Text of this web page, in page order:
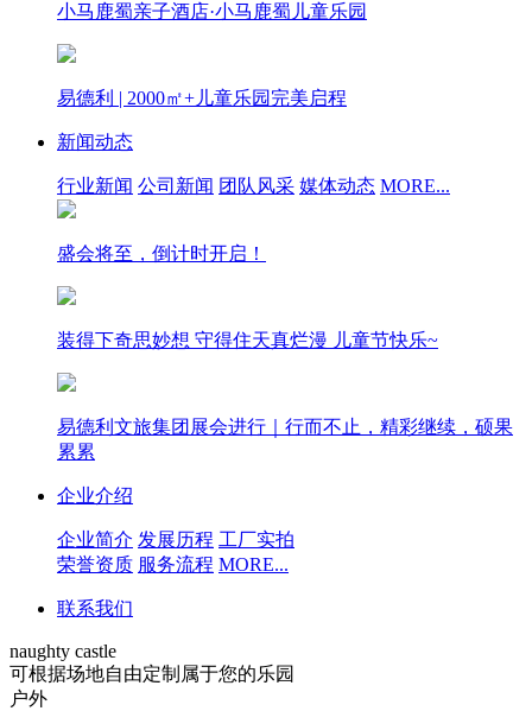
小马鹿蜀亲子酒店·小马鹿蜀儿童乐园
易德利 | 2000㎡+儿童乐园完美启程
新闻动态
行业新闻 公司新闻 团队风采 媒体动态 MORE...
盛会将至，倒计时开启！
装得下奇思妙想 守得住天真烂漫 儿童节快乐~
易德利文旅集团展会进行｜行而不止，精彩继续，硕果
累累
企业介绍
企业简介 发展历程 工厂实拍
荣誉资质 服务流程 MORE...
联系我们
naughty castle
可根据场地自由定制属于您的乐园
户外